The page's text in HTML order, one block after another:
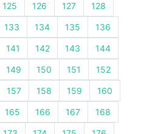
125 126 127 128
133 134 135 136
141 142 143 144
149 150 151 152
157 158 159 160
165 166 167 168